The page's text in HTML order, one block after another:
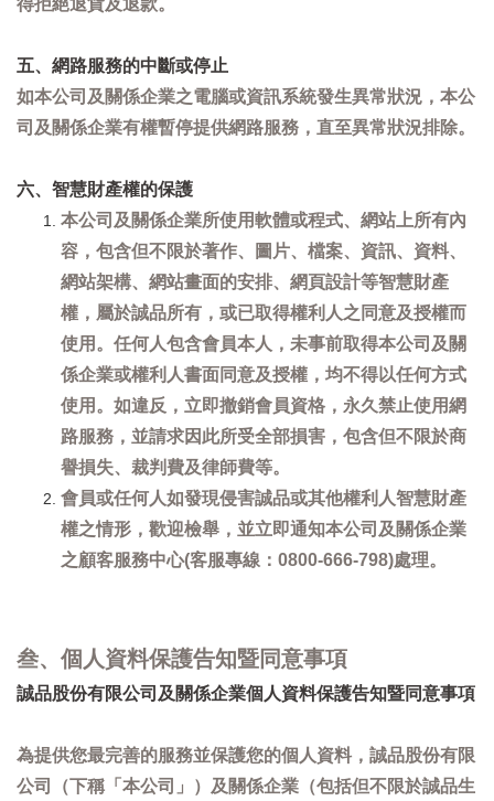
得拒絕退貨及退款。
五、網路服務的中斷或停止
如本公司及關係企業之電腦或資訊系統發生異常狀況，本公
司及關係企業有權暫停提供網路服務，直至異常狀況排除。
六、智慧財產權的保護
本公司及關係企業所使用軟體或程式、網站上所有內
容，包含但不限於著作、圖片、檔案、資訊、資料、
網站架構、網站畫面的安排、網頁設計等智慧財產
權，屬於誠品所有，或已取得權利人之同意及授權而
使用。任何人包含會員本人，未事前取得本公司及關
係企業或權利人書面同意及授權，均不得以任何方式
使用。如違反，立即撤銷會員資格，永久禁止使用網
路服務，並請求因此所受全部損害，包含但不限於商
譽損失、裁判費及律師費等。
會員或任何人如發現侵害誠品或其他權利人智慧財產
權之情形，歡迎檢舉，並立即通知本公司及關係企業
之顧客服務中心(客服專線：0800-666-798)處理。
叁、個人資料保護告知暨同意事項
誠品股份有限公司及關係企業個人資料保護告知暨同意事項
為提供您最完善的服務並保護您的個人資料，誠品股份有限
公司（下稱「本公司」）及關係企業（包括但不限於誠品生